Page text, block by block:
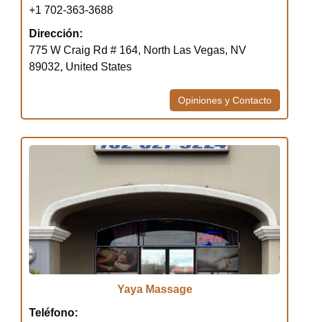
+1 702-363-3688
Dirección:
775 W Craig Rd # 164, North Las Vegas, NV
89032, United States
Opiniones y Contacto
Yaya Massage
Teléfono: